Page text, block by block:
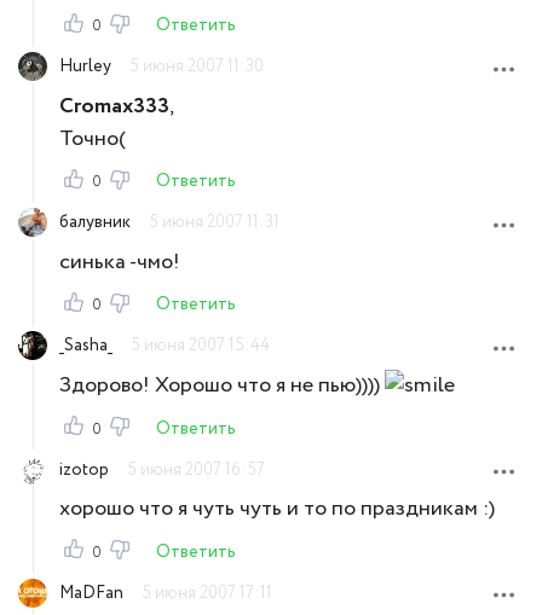
0
Ответить
Hurley
5 июня 2007 11:30
Cromax333,
Точно(
0
Ответить
балувник
5 июня 2007 11:31
синька -чмо!
0
Ответить
_Sasha_
5 июня 2007 15:44
Здорово! Хорошо что я не пью))))
0
Ответить
izotop
5 июня 2007 16:57
хорошо что я чуть чуть и то по праздникам :)
0
Ответить
MaDFan
5 июня 2007 17:11